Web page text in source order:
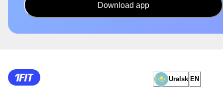
Download app
Uralsk EN